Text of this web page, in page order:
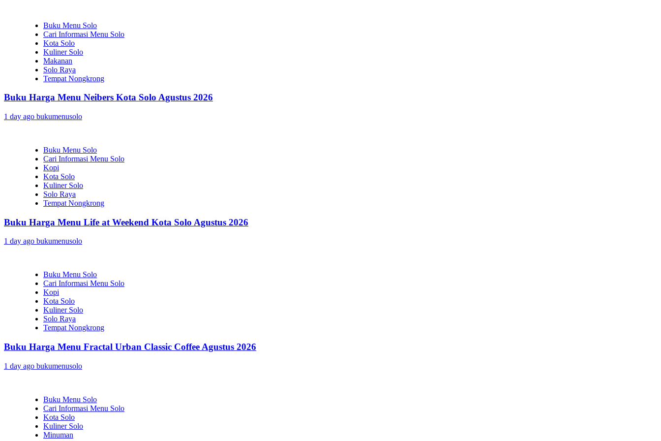
Buku Menu Solo
Cari Informasi Menu Solo
Kota Solo
Kuliner Solo
Makanan
Solo Raya
Tempat Nongkrong
Buku Harga Menu Neibers Kota Solo Agustus 2026
1 day ago bukumenusolo
Buku Menu Solo
Cari Informasi Menu Solo
Kopi
Kota Solo
Kuliner Solo
Solo Raya
Tempat Nongkrong
Buku Harga Menu Life at Weekend Kota Solo Agustus 2026
1 day ago bukumenusolo
Buku Menu Solo
Cari Informasi Menu Solo
Kopi
Kota Solo
Kuliner Solo
Solo Raya
Tempat Nongkrong
Buku Harga Menu Fractal Urban Classic Coffee Agustus 2026
1 day ago bukumenusolo
Buku Menu Solo
Cari Informasi Menu Solo
Kota Solo
Kuliner Solo
Minuman